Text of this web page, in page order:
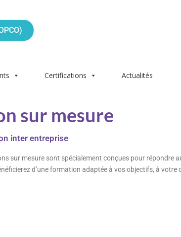
Certifications Actualités
sur mesure
inter entreprise
sur mesure sont spécialement conçues pour répondre
d’une formation adaptée à vos objectifs, à votre